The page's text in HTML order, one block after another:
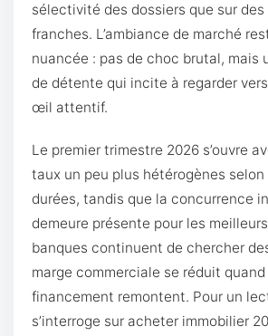
sélectivité des dossiers que sur des
franches. L’ambiance de marché
nuancée : pas de choc brutal, mais
de détente qui incite à regarder
œil attentif.
Le premier trimestre 2026 s’ouvre
taux un peu plus hétérogènes
durées, tandis que la concurrence
demeure présente pour les
banques continuent de chercher
marge commerciale se réduit
financement remontent. Pour un
s’interroge sur acheter immobilier